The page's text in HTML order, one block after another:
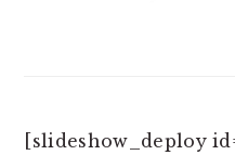
[slideshow_deploy